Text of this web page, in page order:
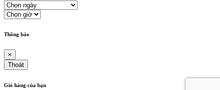
Thông báo
×
Thoát
Giỏ hàng của bạn